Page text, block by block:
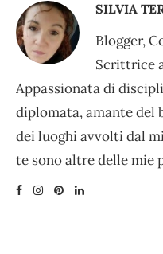
SILVIA
Blogger,
Scrittrice
Appassionata di
diplomata, amante del
dei luoghi avvolti dal
te sono altre delle mie